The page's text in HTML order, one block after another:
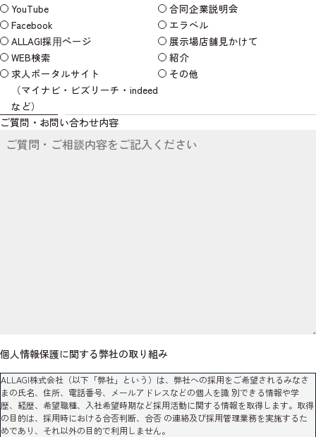
YouTube
合同企業説明会
Facebook
エラベル
ALLAGI採⽤ページ
展示場店舗見かけて
WEB検索
紹介
求人ポータルサイト
（マイナビ・ビズリーチ・indeed
など）
その他
ご質問・お問い合わせ内容
個人情報保護に関する弊社の取り組み
ALLAGI株式会社（以下「弊社」という）は、弊社への採用をご希望されるみなさ
まの氏名、住所、電話番号、メールアドレスなどの個人を識 別できる情報や学
歴、経歴、希望職種、入社希望時期など採用活動に関する情報を取得します。取得
の目的は、採用時における合否判断、合否 の連絡及び採用管理業務を実施するた
めであり、それ以外の目的で利用しません。